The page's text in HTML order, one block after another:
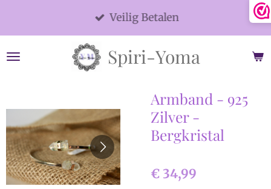
de
Spiri-Yoma
Veilig Betalen
Armband - 925
Zilver -
Bergkristal
€ 34,99